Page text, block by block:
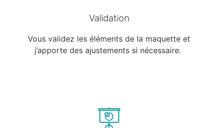
Validation
Vous validez les éléments de la maquette et
j’apporte des ajustements si nécessaire.